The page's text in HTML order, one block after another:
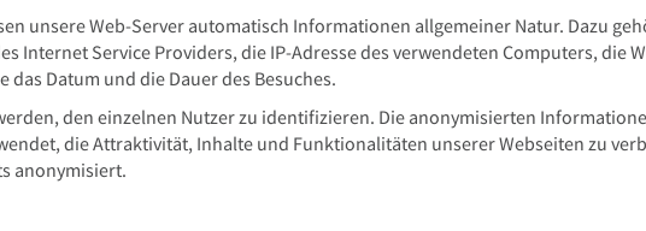
unsere Web-Server automatisch Informationen allgemeiner Natur. Dazu
Internet Service Providers, die IP-Adresse des verwendeten Computers, die
das Datum und die Dauer des Besuches.
den einzelnen Nutzer zu identifizieren. Die anonymisierten
die Attraktivität, Inhalte und Funktionalitäten unserer Webseiten zu
anonymisiert.